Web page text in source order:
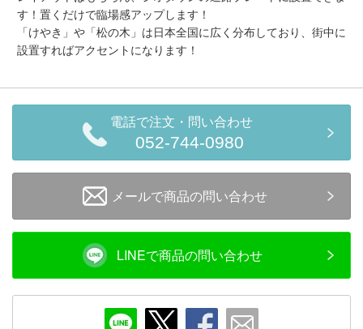
会員ランクについて
会社概要
レビューについて
© 2026 Mid Japan, Inc.
す！置くだけで臨場感アップします！
「けやき」や「松の木」は日本全国に広く分布しており、街中に
設置すればアクセントになります！
電話で注文・問い合わせ
052-744-0980
メールで商品の問い合わせ
LINEで商品の問い合わせ